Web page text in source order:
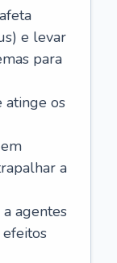
e levar
para
atinge os
a
agentes